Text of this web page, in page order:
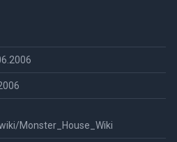
Monster_House_Wiki